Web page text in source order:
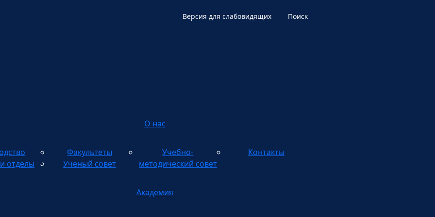
Версия для слабовидящих Поиск
О нас
отделы
Факультеты
Ученый совет
Учебно-
методический совет
Контакты
Академия